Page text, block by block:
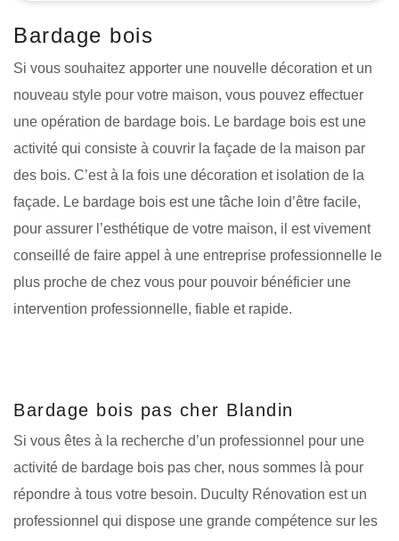
Bardage bois
Si vous souhaitez apporter une nouvelle décoration et un
nouveau style pour votre maison, vous pouvez effectuer
une opération de bardage bois. Le bardage bois est une
activité qui consiste à couvrir la façade de la maison par
des bois. C’est à la fois une décoration et isolation de la
façade. Le bardage bois est une tâche loin d’être facile,
pour assurer l’esthétique de votre maison, il est vivement
conseillé de faire appel à une entreprise professionnelle le
plus proche de chez vous pour pouvoir bénéficier une
intervention professionnelle, fiable et rapide.
Bardage bois pas cher Blandin
Si vous êtes à la recherche d’un professionnel pour une
activité de bardage bois pas cher, nous sommes là pour
répondre à tous votre besoin. Duculty Rénovation est un
professionnel qui dispose une grande compétence sur les